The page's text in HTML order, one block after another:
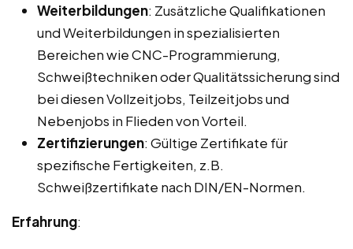
Weiterbildungen: Zusätzliche Qualifikationen
und Weiterbildungen in spezialisierten
Bereichen wie CNC-Programmierung,
Schweißtechniken oder Qualitätssicherung sind
bei diesen Vollzeitjobs, Teilzeitjobs und
Nebenjobs in Flieden von Vorteil.
Zertifizierungen: Gültige Zertifikate für
spezifische Fertigkeiten, z.B.
Schweißzertifikate nach DIN/EN-Normen.
Erfahrung: